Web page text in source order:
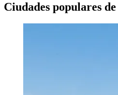
Ciudades populares